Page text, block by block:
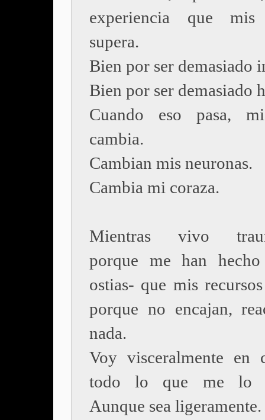
experiencia que mis
supera.
Bien por ser demasiado
Bien por ser demasiado
Cuando eso pasa,
cambia.
Cambian mis neuronas.
Cambia mi coraza.
Mientras vivo
porque me han
ostias- que mis
porque no encajan,
nada.
Voy visceralmente en
todo lo que me lo
Aunque sea ligeramente.